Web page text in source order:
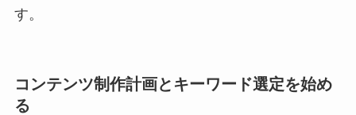
す。
コンテンツ制作計画とキーワード選定を始め
る